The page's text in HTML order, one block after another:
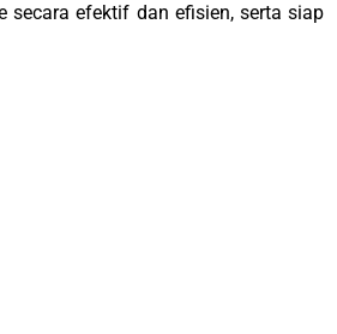
secara efektif dan efisien, serta siap